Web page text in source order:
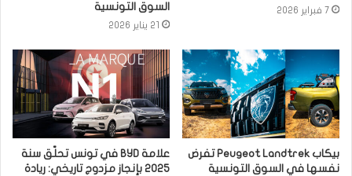
7 فبراير 2026
السوق التونسية
21 يناير 2026
بيكاب Peugeot Landtrek تفرض
نفسها في السوق التونسية
علامة BYD في تونس تحلّق سنة
2025 بإنجاز مزدوج تاريخي: ريادة